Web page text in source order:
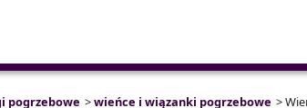
pogrzebowe >wieńce i wiązanki pogrzebowe >